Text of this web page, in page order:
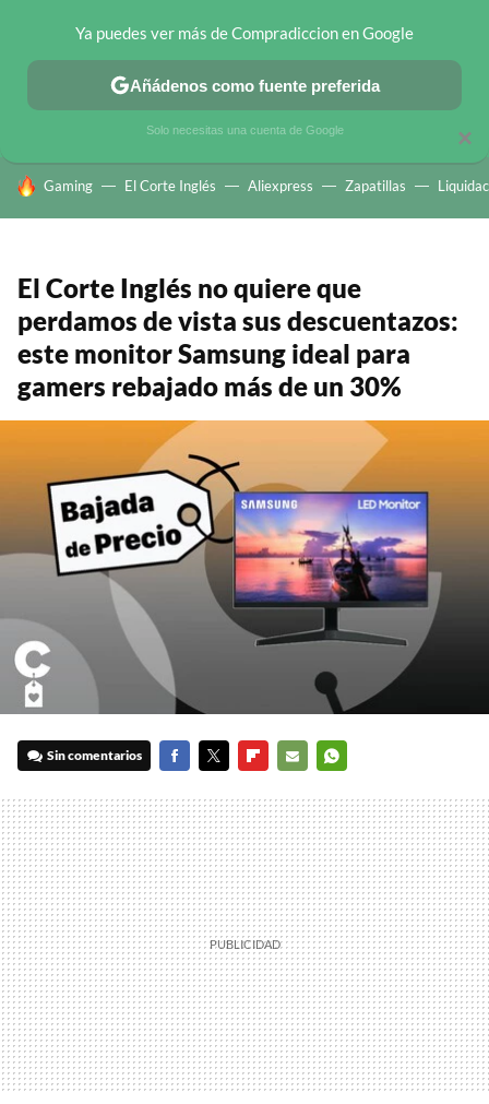
CHOLLOS TELEGRAM OFERTAS EN MÓVILES OFERTAS EN
HOY SE HABLA DE
Gaming El Corte Inglés Aliexpress Zapatillas
El Corte Inglés no quiere que
perdamos de vista sus descuentazos:
este monitor Samsung ideal para
gamers rebajado más de un 30%
Sin comentarios
MAIL
×
Ya puedes ver más de Compradiccion en Google
Añádenos como fuente preferida
Solo necesitas una cuenta de Google